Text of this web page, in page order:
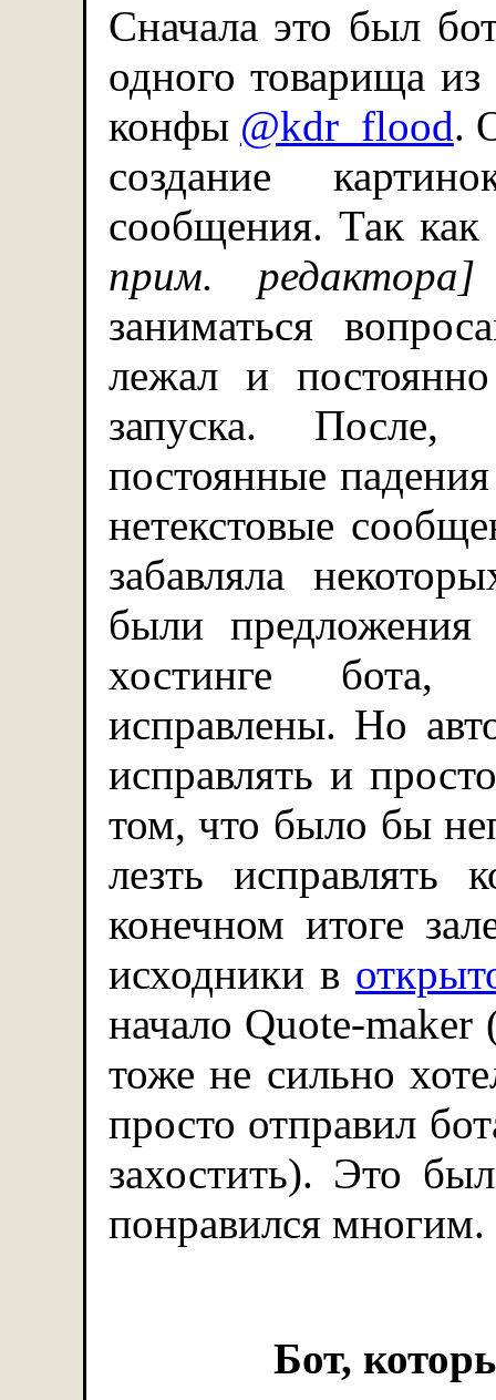
Сначала это был
одного товарища из
конфы @kdr_flood.
создание
сообщения. Так
прим. редактора]
заниматься
лежал и
запуска. После,
постоянные
нетекстовые
забавляла
были
хостинге
исправлены. Но
исправлять и
том, что было бы
лезть
конечном итоге
исходники в
начало Quote-
тоже не сильно
просто отправил
захостить). Это
понравился многим.
Бот,